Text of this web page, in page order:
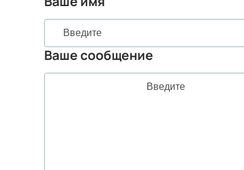
Ваше сообщение